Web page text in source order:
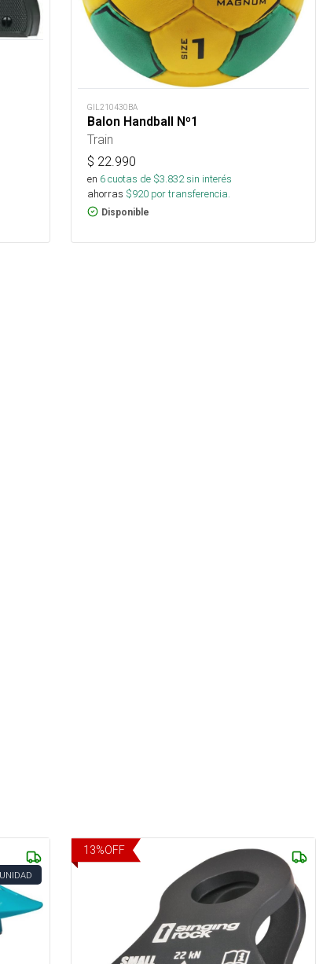
GIL210430BA
Balon Handball Nº1
Train
$ 22.990
en 6cuotas de $3.832sin interés
ahorras $920 por transferencia.
Disponible
13%OFF